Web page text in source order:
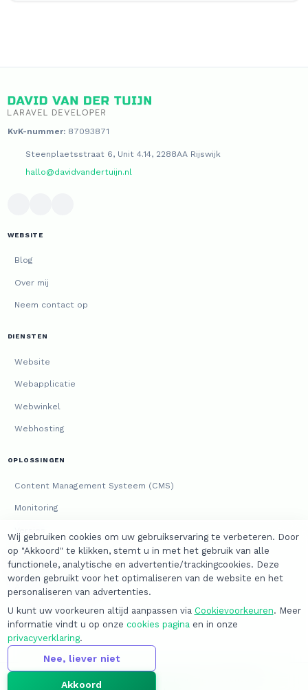
KvK-nummer:87093871
Steenplaetsstraat 6, Unit 4.14, 2288AA Rijswijk
hallo@davidvandertuijn.nl
WEBSITE
Blog
Over mij
Neem contact op
DIENSTEN
Website
Webapplicatie
Webwinkel
Webhosting
OPLOSSINGEN
Content Management Systeem (CMS)
Monitoring
JURIDISCH
Algemene voorwaarden
Privacyverklaring
© 2026 David van der Tuijn
Wij gebruiken cookies om uw gebruikservaring te verbeteren. Door
op "Akkoord" te klikken, stemt u in met het gebruik van alle
functionele, analytische en advertentie/trackingcookies. Deze
worden gebruikt voor het optimaliseren van de website en het
personaliseren van advertenties.
U kunt uw voorkeuren altijd aanpassen via Cookievoorkeuren. Meer
informatie vindt u op onze cookies paginaen in onze
privacyverklaring.
Nee, liever niet
Akkoord